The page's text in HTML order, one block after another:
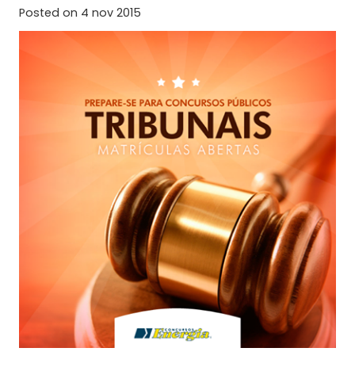
Posted on 4 nov 2015